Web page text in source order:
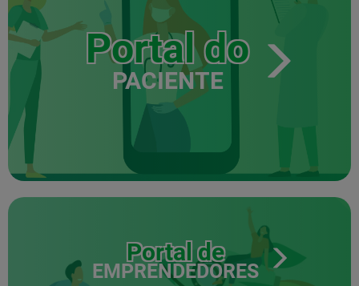
Portal do
PACIENTE
Portal de
EMPRENDEDORES